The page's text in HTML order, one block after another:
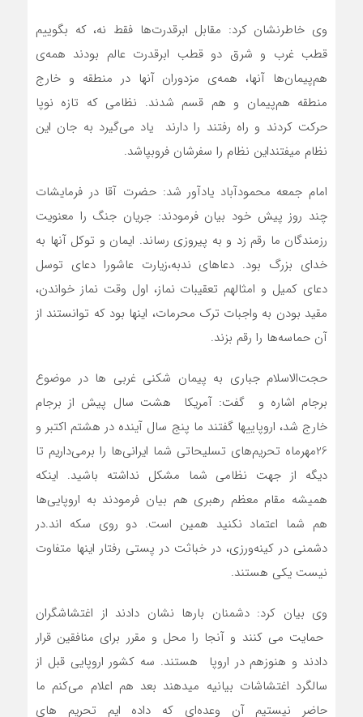
وی خاطرنشان کرد: مقابل ابرقدرت‌ها فقط نه، که بگوییم
قطب غرب و شرق دو قطب ابرقدرت عالم بودند همه‌ی
هم‌پیمان‌ها آنها، همه‌ی مزدوران آنها در منطقه و خارج
منطقه هم‌پیمان و هم قسم شدند. نظامی که تازه نوپا
حرکت کردند و راه رفتند را دارند یاد می‌گیرد به جان این
نظام میفتنداین نظام را سفرشان فروبپاشد.
امام جمعه محمودآباد یادآور شد: حضرت آقا در فرمایشات
چند روز پیش خود بیان فرمودند: جریان جنگ را معنویت
رزمندگان ما رقم زد و به پیروزی رساند. ایمان و توکل آنها به
خدای بزرگ بود. دعاهای ندبه،زیارت عاشورا دعای توسل
دعای کمیل و امثالهم تعقیبات نماز، اول وقت نماز خواندن،
مقید بودن به واجبات ترک محرمات، اینها بود که توانستند از
آن حماسه‌ها را رقم بزند.
حجت‌الاسلام جباری به پیمان شکنی غربی ها در موضوع
برجام اشاره و گفت: آمریکا هشت سال پیش از برجام
خارج شد، اروپاییها گفتند ما پنج سال آینده در هشتم اکتبر و
26مهرماه تحریم‌های تسلیحاتی شما ایرانی‌ها را برمی‌داریم تا
دیگه از جهت نظامی شما مشکل نداشته باشید. اینکه
همیشه مقام معظم رهبری هم بیان فرمودند به اروپایی‌ها
هم شما اعتماد نکنید همین است. دو روی سکه اند.در
دشمنی در کینه‌ورزی، در خباثت در پستی رفتار اینها متفاوت
نیست یکی هستند.
وی بیان کرد: دشمنان بارها نشان دادند از اغتشاشگران
حمایت می کنند و آنجا را محل و مقرر برای منافقین قرار
دادند و هنوزهم در اروپا هستند. سه کشور اروپایی قبل از
سالگرد اغتشاشات بیانیه میدهند بعد هم اعلام می‌کنم ما
حاضر نیستیم آن وعده‌ای که داده ایم تحریم های